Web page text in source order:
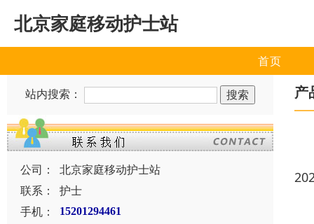
北京家庭移动护士站
首页
站内搜索：
公司：
北京家庭移动护士站
联系：
护士
手机：
15201294461
产